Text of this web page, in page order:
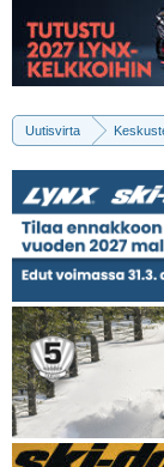
Uutisvirta